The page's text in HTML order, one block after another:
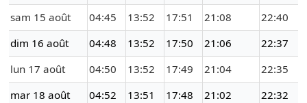
sam 15 août
04:45 13:52 17:51 21:08
22:40
dim 16 août
04:48 13:52 17:50 21:06
22:37
lun 17 août
04:50 13:52 17:49 21:04
22:35
mar 18 août
04:52 13:51 17:48 21:02
22:32